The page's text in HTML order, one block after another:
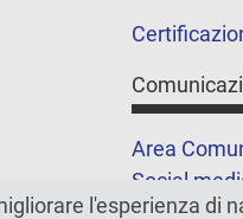
Area
Social
Podcast
l'esperienza di